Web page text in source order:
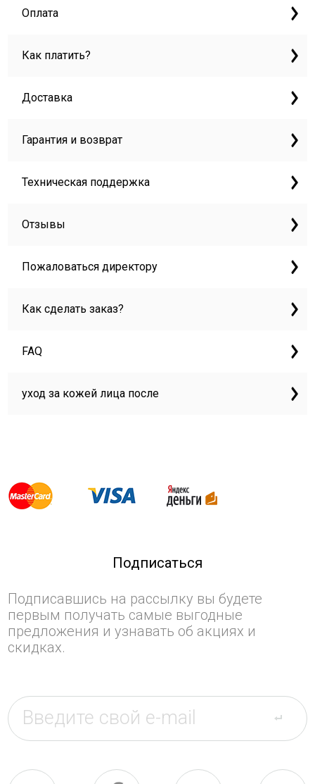
Оплата
Как платить?
Доставка
Гарантия и возврат
Техническая поддержка
Отзывы
Пожаловаться директору
Как сделать заказ?
FAQ
уход за кожей лица после
Подписаться
Подписавшись на рассылку вы будете
первым получать самые выгодные
предложения и узнавать об акциях и
скидках.